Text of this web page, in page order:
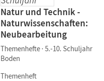
Natur und Technik -
Naturwissenschaften:
Neubearbeitung
Themenhefte · 5.-10. Schuljahr
Boden
Themenheft